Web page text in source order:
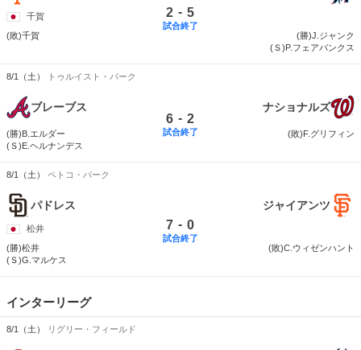
千賀
(敗)千賀
2 - 5
試合終了
(勝)J.ジャンク
(Ｓ)P.フェアバンクス
8/1（土） トゥルイスト・パーク
ブレーブス
(勝)B.エルダー
(Ｓ)E.ヘルナンデス
6 - 2
試合終了
ナショナルズ
(敗)F.グリフィン
8/1（土） ペトコ・パーク
パドレス
松井
(勝)松井
(Ｓ)G.マルケス
7 - 0
試合終了
ジャイアンツ
(敗)C.ウィゼンハント
インターリーグ
8/1（土） リグリー・フィールド